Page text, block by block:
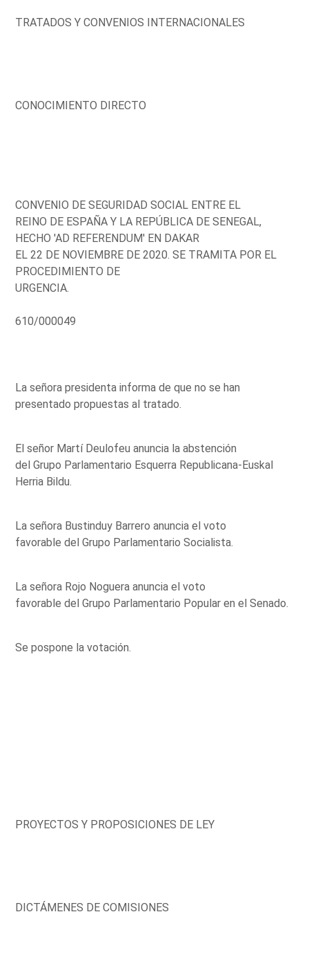
TRATADOS Y CONVENIOS INTERNACIONALES
CONOCIMIENTO DIRECTO
CONVENIO DE SEGURIDAD SOCIAL ENTRE EL
REINO DE ESPAÑA Y LA REPÚBLICA DE SENEGAL,
HECHO 'AD REFERENDUM' EN DAKAR
EL 22 DE NOVIEMBRE DE 2020. SE TRAMITA POR EL
PROCEDIMIENTO DE
URGENCIA.
610/000049
La señora presidenta informa de que no se han
presentado propuestas al tratado.
El señor Martí Deulofeu anuncia la abstención
del Grupo Parlamentario Esquerra Republicana-Euskal
Herria Bildu.
La señora Bustinduy Barrero anuncia el voto
favorable del Grupo Parlamentario Socialista.
La señora Rojo Noguera anuncia el voto
favorable del Grupo Parlamentario Popular en el Senado.
Se pospone la votación.
PROYECTOS Y PROPOSICIONES DE LEY
DICTÁMENES DE COMISIONES